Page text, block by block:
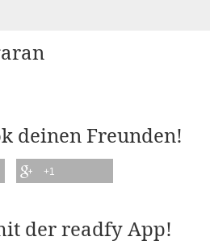
deinen Freunden!
+1
der readfy App!